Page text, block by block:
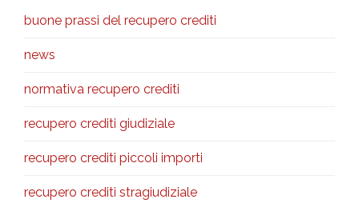
buone prassi del recupero crediti
news
normativa recupero crediti
recupero crediti giudiziale
recupero crediti piccoli importi
recupero crediti stragiudiziale